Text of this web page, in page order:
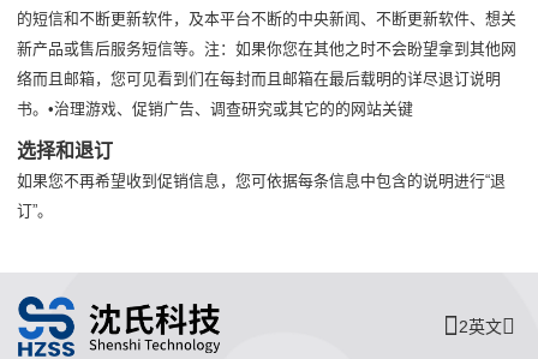
的短信和不断更新软件，及本平台不断的中央新闻、不断更新软件、想关
新产品或售后服务短信等。注：如果你您在其他之时不会盼望拿到其他网
络而且邮箱，您可见看到们在每封而且邮箱在最后载明的详尽退订说明
书。•治理游戏、促销广告、调查研究或其它的的网站关键
选择和退订
如果您不再希望收到促销信息，您可依据每条信息中包含的说明进行“退
订”。
2英文